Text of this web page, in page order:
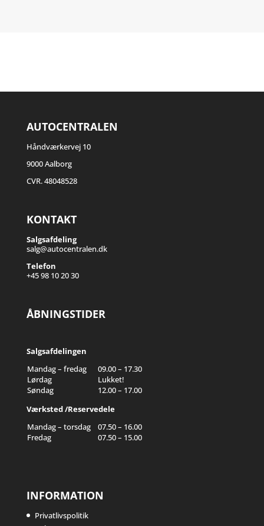
AUTOCENTRALEN
Håndværkervej 10
9000 Aalborg
CVR. 48048528
KONTAKT
Salgsafdeling
salg@autocentralen.dk
Telefon
+45 98 10 20 30
ÅBNINGSTIDER
Salgsafdelingen
Mandag – fredag
09.00 – 17.30
Lørdag
Lukket!
Søndag
12.00 – 17.00
Værksted /Reservedele
Mandag – torsdag
07.50 – 16.00
Fredag
07.50 – 15.00
INFORMATION
Privatlivspolitik